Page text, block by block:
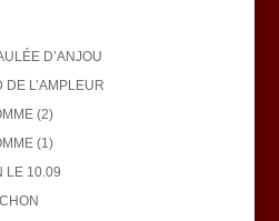
D’ANJOU
L’AMPLEUR
(2)
(1)
LE 10.09